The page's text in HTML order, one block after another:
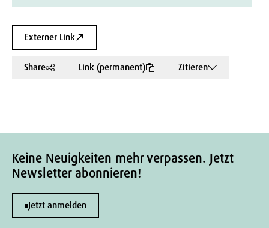
Externer Link
Share Link (permanent) Zitieren
Keine Neuigkeiten mehr verpassen. Jetzt
Newsletter abonnieren!
Jetzt anmelden